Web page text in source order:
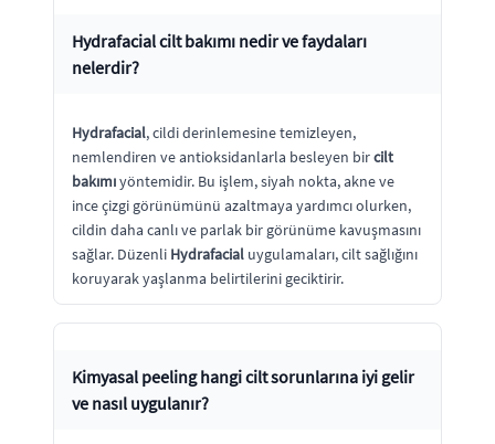
Hydrafacialcilt bakımı nedir ve faydaları
nelerdir?
Hydrafacial, cildi derinlemesine temizleyen,
nemlendiren ve antioksidanlarla besleyen bircilt
bakımıyöntemidir. Bu işlem, siyah nokta, akne ve
ince çizgi görünümünü azaltmaya yardımcı olurken,
cildin daha canlı ve parlak bir görünüme kavuşmasını
sağlar. Düzenli Hydrafacial uygulamaları, cilt sağlığını
koruyarak yaşlanma belirtilerini geciktirir.
Kimyasal peelinghangi cilt sorunlarına iyi gelir
ve nasıl uygulanır?